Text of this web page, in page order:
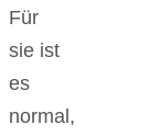
Für
sie ist
es
normal,